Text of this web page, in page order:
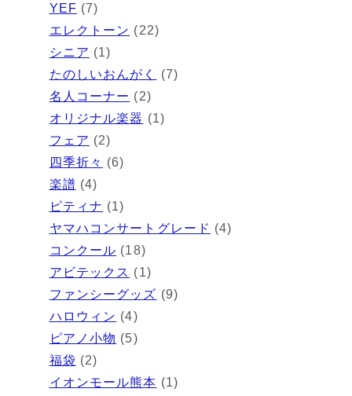
YEF (7)
エレクトーン (22)
シニア (1)
たのしいおんがく
(7)
名人コーナー (2)
オリジナル楽器 (1)
フェア (2)
四季折々 (6)
楽譜 (4)
ピティナ (1)
ヤマハコンサートグレード (4)
コンクール (18)
アビテックス (1)
ファンシーグッズ (9)
ハロウィン (4)
ピアノ小物 (5)
福袋 (2)
イオンモール熊本 (1)